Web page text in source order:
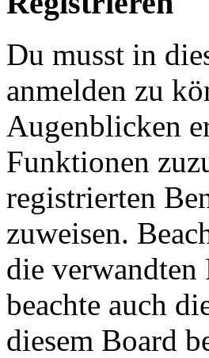
Du musst in
anmelden zu
Augenblicken
Funktionen
registrierten
zuweisen.
die
beachte auch
diesem Board